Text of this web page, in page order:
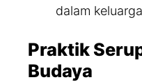
dalam
Praktik
Budaya